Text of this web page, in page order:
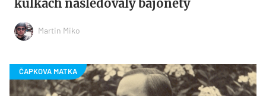
kulkách následovaly bajonety
Martin Miko